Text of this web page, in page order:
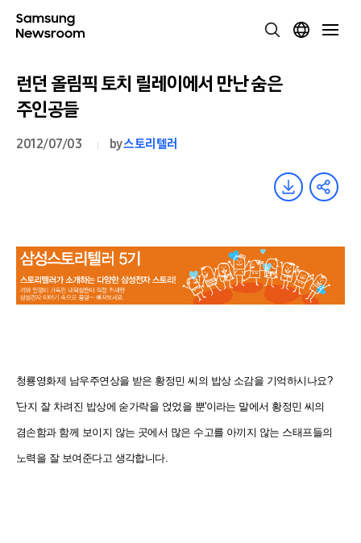
런던 올림픽 토치 릴레이에서 만난 숨은
주인공들
2012/07/03 by스토리텔러
청룡영화제 남우주연상을 받은 황정민 씨의 밥상 소감을 기억하시나요?
'단지 잘 차려진 밥상에 숟가락을 얹었을 뿐'이라는 말에서 황정민 씨의
겸손함과 함께 보이지 않는 곳에서 많은 수고를 아끼지 않는 스태프들의
노력을 잘 보여준다고 생각합니다.